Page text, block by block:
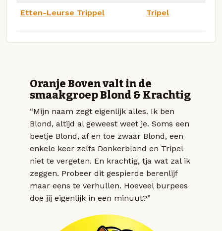
Etten-Leurse Trippel Tripel
Oranje Boven valt in de
smaakgroep Blond & Krachtig
“Mijn naam zegt eigenlijk alles. Ik ben
Blond, altijd al geweest weet je. Soms een
beetje Blond, af en toe zwaar Blond, een
enkele keer zelfs Donkerblond en Tripel
niet te vergeten. En krachtig, tja wat zal ik
zeggen. Probeer dit gespierde berenlijf
maar eens te verhullen. Hoeveel burpees
doe jij eigenlijk in een minuut?”